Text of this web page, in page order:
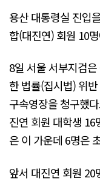
용산 대통령실 진입
합(대진연) 회원 10
8일 서울 서부지검
한 법률(집시법) 위
구속영장을 청구했
진연 회원 대학생
은 이 가운데 6명은
앞서 대진연 회원